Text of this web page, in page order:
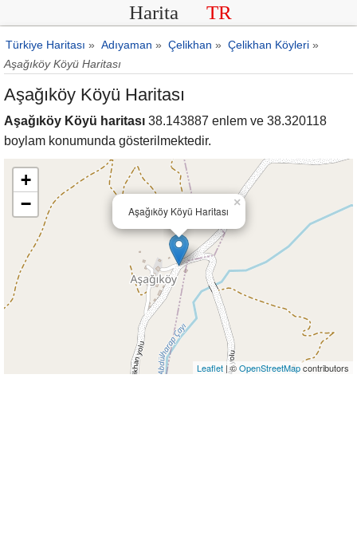
Harita TR
Türkiye Haritası » Adıyaman » Çelikhan » Çelikhan Köyleri »
Aşağıköy Köyü Haritası
Aşağıköy Köyü Haritası
Aşağıköy Köyü haritası 38.143887 enlem ve 38.320118
boylam konumunda gösterilmektedir.
Aşağıköy Köyü Haritası
×
+
−
Leaflet | ©OpenStreetMapcontributors